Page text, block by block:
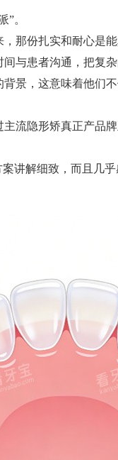
”。
那份扎实和耐心是能
与患者沟通，把复
景，这意味着他们
流隐形矫真正产品
讲解细致，而且几